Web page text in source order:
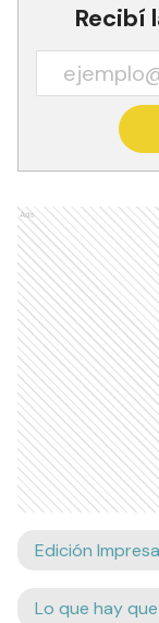
Recibí
Ads
Edición Impresa
Lo que hay